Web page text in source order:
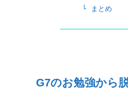
まとめ
G7のお勉強から